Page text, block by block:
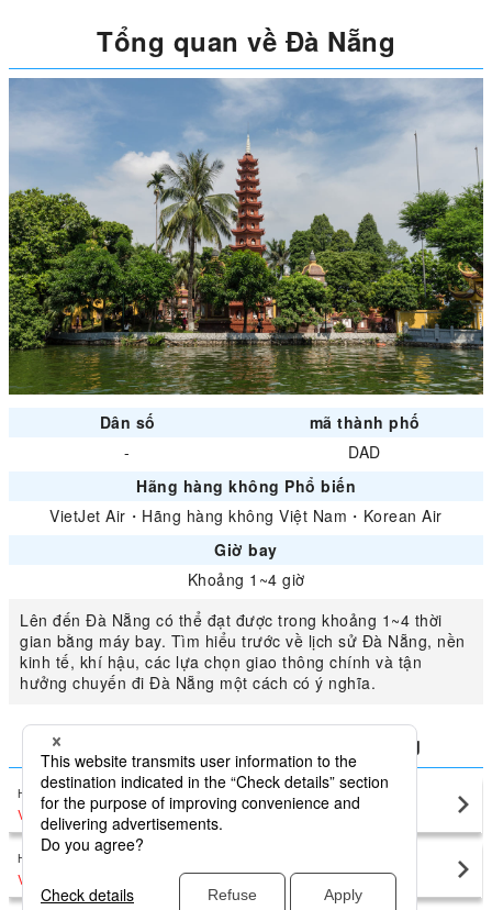
Tổng quan về Đà Nẵng
Dân số
mã thành phố
-
DAD
Hãng hàng không Phổ biến
VietJet Air ・ Hãng hàng không Việt Nam ・ Korean Air
Giờ bay
Khoảng 1~4 giờ
Lên đến Đà Nẵng có thể đạt được trong khoảng 1~4 thời
gian bằng máy bay. Tìm hiểu trước về lịch sử Đà Nẵng, nền
kinh tế, khí hậu, các lựa chọn giao thông chính và tận
hưởng chuyến đi Đà Nẵng một cách có ý nghĩa.
So sánh giá thấp nhất cho Đà Nẵng
Hà Nội (Nội Bài) Đà Nẵng(DAD)
VND1,939,908〜
Hồ Chí Minh (Tân Sơn Nhất)
VND1,328,686